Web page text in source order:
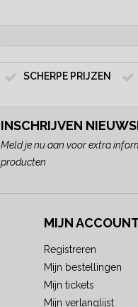
SCHERPE PRIJZEN
INSCHRIJVEN
Meld je nu aan voor extra
producten
MIJN
Registreren
Mijn bestellingen
Mijn tickets
Mijn verlanglijst